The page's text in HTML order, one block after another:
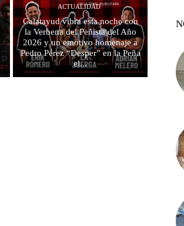
ACTUALIDAD
Calatayud vibra esta noche con
la Verbena del Peñista del Año
2026 y un emotivo homenaje a
Pedro Pérez “Desper” en la Peña
el...